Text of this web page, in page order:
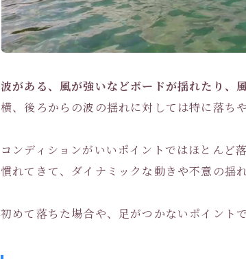
波がある、風が強いなどボードが揺れたり、
横、後ろからの波の揺れに対しては特に落ちや
コンディションがいいポイントではほとんど
慣れてきて、ダイナミックな動きや不意の揺
初めて落ちた場合や、足がつかないポイント